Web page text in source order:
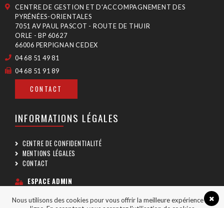
CENTRE DE GESTION ET D'ACCOMPAGNEMENT DES
PYRÉNÉES-ORIENTALES
7051 AV PAUL PASCOT - ROUTE DE THUIR
ORLE - BP 60627
66006 PERPIGNAN CEDEX
04 68 51 49 81
04 68 51 91 89
CONTACT
INFORMATIONS LÉGALES
CENTRE DE CONFIDENTIALITÉ
MENTIONS LÉGALES
CONTACT
ESPACE ADMIN
Nous utilisons des cookies pour vous offrir la meilleure expérience en